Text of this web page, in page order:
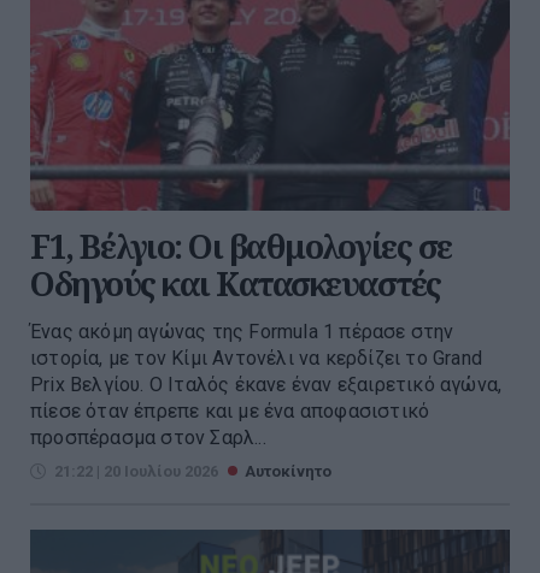
F1, Βέλγιο: Οι βαθμολογίες σε
Οδηγούς και Κατασκευαστές
Ένας ακόμη αγώνας της Formula 1 πέρασε στην
ιστορία, με τον Κίμι Αντονέλι να κερδίζει το Grand
Prix Βελγίου. Ο Ιταλός έκανε έναν εξαιρετικό αγώνα,
πίεσε όταν έπρεπε και με ένα αποφασιστικό
προσπέρασμα στον Σαρλ...
21:22 | 20 Ιουλίου 2026 Αυτοκίνητο